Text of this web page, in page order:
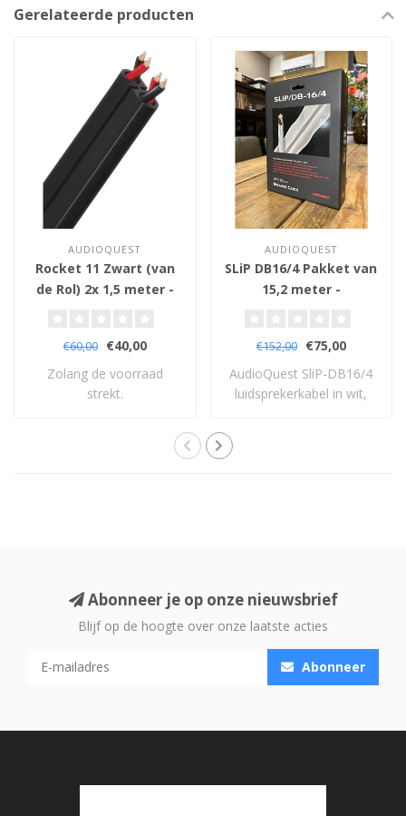
Gerelateerde producten
AUDIOQUEST
Rocket 11 Zwart (van
de Rol) 2x 1,5 meter -
€60,00
€40,00
Zolang de voorraad
strekt.
AUDIOQUEST
SLiP DB16/4 Pakket van
15,2 meter -
€152,00
€75,00
AudioQuest SliP-DB16/4
luidsprekerkabel in wit,
Abonneer je op onze nieuwsbrief
Blijf op de hoogte over onze laatste acties
Abonneer